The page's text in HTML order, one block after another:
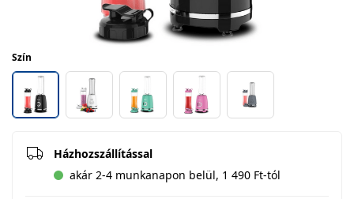
Szín
Házhozszállítással
akár 2-4 munkanapon belül, 1 490 Ft-tól